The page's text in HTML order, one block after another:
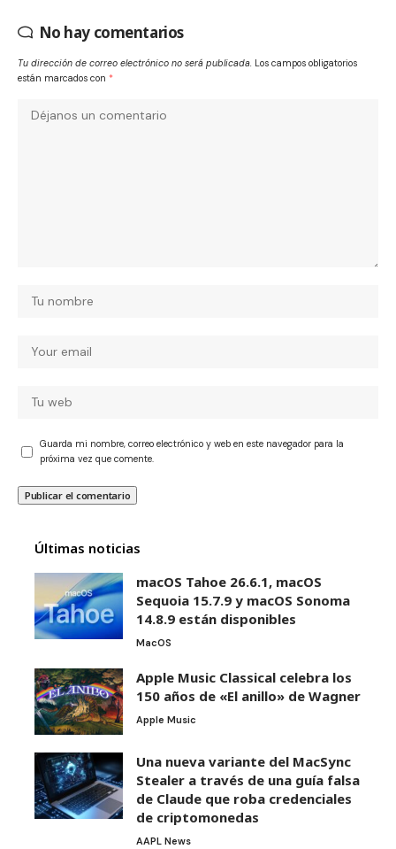
No hay comentarios
Tu dirección de correo electrónico no será publicada. Los campos obligatorios
están marcados con *
Guarda mi nombre, correo electrónico y web en este navegador para la
próxima vez que comente.
Últimas noticias
macOS Tahoe 26.6.1, macOS
Sequoia 15.7.9 y macOS Sonoma
14.8.9 están disponibles
MacOS
Apple Music Classical celebra los
150 años de «El anillo» de Wagner
Apple Music
Una nueva variante del MacSync
Stealer a través de una guía falsa
de Claude que roba credenciales
de criptomonedas
AAPL News